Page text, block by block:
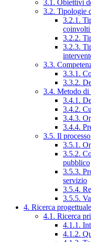
3.1. Obiettivi
3.2. Tipologie
3.2.1.
coinvolti
3.2.2.
3.2.3.
3.3.
3.3.1.
3.3.2.
3.4. Metodo di
3.4.1.
3.4.2.
3.4.3.
3.4.4.
3.5. Il
3.5.1.
3.5.2.
pubblico
3.5.3.
servizio
3.5.4.
3.5.5.
4. Ricerca progettuale
4.1. Ricerca
4.1.1.
4.1.2.